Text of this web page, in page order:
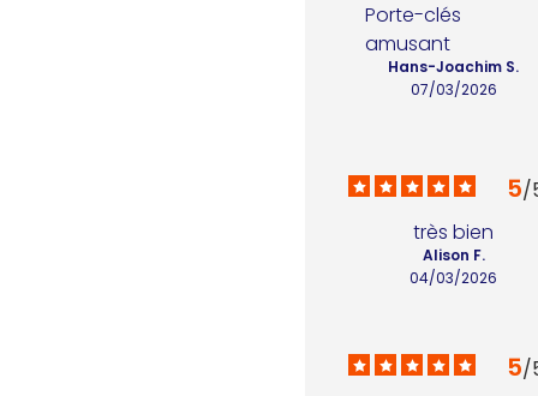
Porte-clés
amusant
07/03/2026
Hans-Joachim S.
5/
très bien
04/03/2026
Alison F.
5/